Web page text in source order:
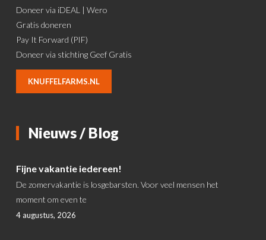
Doneer via iDEAL | Wero
Gratis doneren
Pay It Forward (PIF)
Doneer via stichting Geef Gratis
KNUFFELFARMS.NL
Nieuws / Blog
Fijne vakantie iedereen!
De zomervakantie is losgebarsten. Voor veel mensen het
moment om even te
4 augustus, 2026